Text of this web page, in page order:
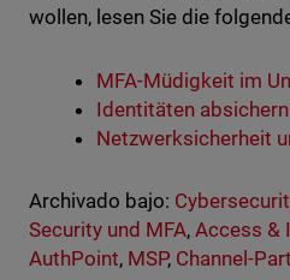
wollen, lesen Sie die
MFA-Müdigkeit im
Identitäten
Netzwerksicherheit
Archivado bajo:
Security und MFA,Access &
AuthPoint, MSP, Channel-